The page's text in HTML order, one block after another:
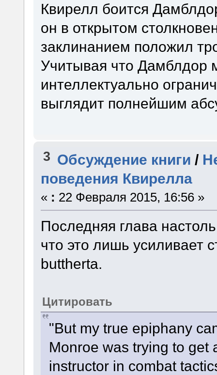
Квирелл боится
он в открытом
заклинанием положил
Учитывая что Дамблдор
интеллектуально
выглядит полнейшим
3 Обсуждение книги /
поведения Квирелла
« : 22 Февраля 2015, 16:56 »
Последняя глава
что это лишь усиливает
buttherta.
Цитировать
"But my true epiphany
Monroe was trying to get
instructor in combat